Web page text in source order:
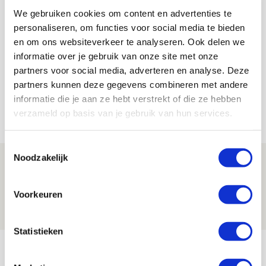
We gebruiken cookies om content en advertenties te
personaliseren, om functies voor social media te bieden
en om ons websiteverkeer te analyseren. Ook delen we
informatie over je gebruik van onze site met onze
partners voor social media, adverteren en analyse. Deze
partners kunnen deze gegevens combineren met andere
informatie die je aan ze hebt verstrekt of die ze hebben
verzameld op basis van je gebruik van hun services.
Noodzakelijk
Voorkeuren
Statistieken
Sander Zeldenrijk
Bekijk alle berichten van Sander
Zeldenrijk
Net binnen //
Drie dingen die je moet weten over PEC
08 AUGUSTUS 2026 - 12:32